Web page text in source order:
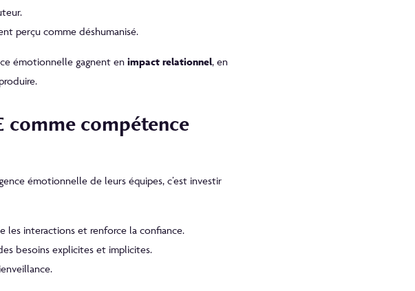
perçu comme déshumanisé.
émotionnelle gagnent en impact relationnel, en
comme compétence
émotionnelle de leurs équipes, c’est investir
interactions et renforce la confiance.
besoins explicites et implicites.